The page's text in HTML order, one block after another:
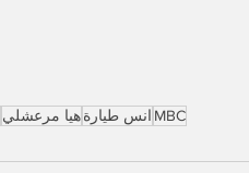
هيا مرعشليانس طيارة MBC